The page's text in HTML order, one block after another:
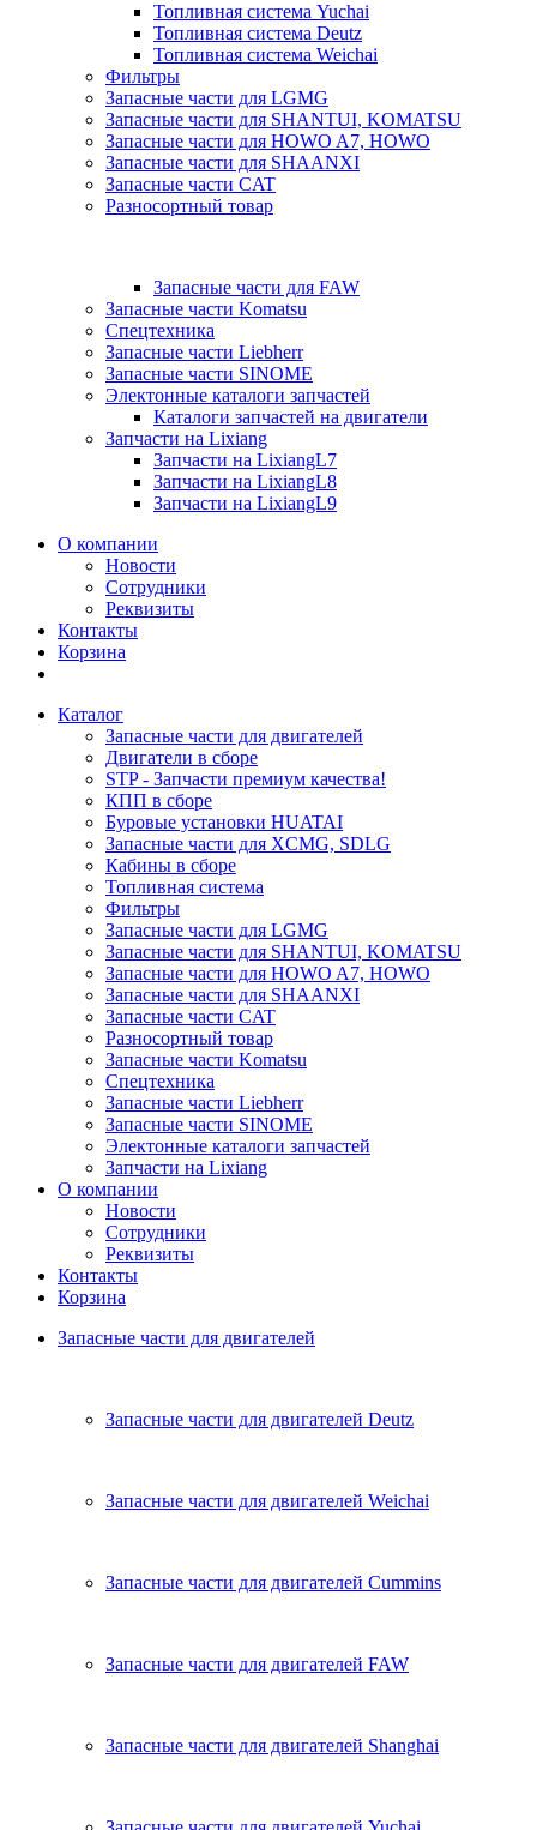
Топливная система Yuchai
Топливная система Deutz
Топливная система Weichai
Фильтры
Запасные части для LGMG
Запасные части для SHANTUI, KOMATSU
Запасные части для HOWO A7, HOWO
Запасные части для SHAANXI
Запасные части CAT
Разносортный товар
Запасные части для FAW
Запасные части Komatsu
Спецтехника
Запасные части Liebherr
Запасные части SINOME
Электонные каталоги запчастей
Каталоги запчастей на двигатели
Запчасти на Lixiang
Запчасти на LixiangL7
Запчасти на LixiangL8
Запчасти на LixiangL9
О компании
Новости
Сотрудники
Реквизиты
Контакты
Корзина
Каталог
Запасные части для двигателей
Двигатели в сборе
STP - Запчасти премиум качества!
КПП в сборе
Буровые установки HUATAI
Запасные части для XCMG, SDLG
Кабины в сборе
Топливная система
Фильтры
Запасные части для LGMG
Запасные части для SHANTUI, KOMATSU
Запасные части для HOWO A7, HOWO
Запасные части для SHAANXI
Запасные части CAT
Разносортный товар
Запасные части Komatsu
Спецтехника
Запасные части Liebherr
Запасные части SINOME
Электонные каталоги запчастей
Запчасти на Lixiang
О компании
Новости
Сотрудники
Реквизиты
Контакты
Корзина
Запасные части для двигателей
Запасные части для двигателей Deutz
Запасные части для двигателей Weichai
Запасные части для двигателей Cummins
Запасные части для двигателей FAW
Запасные части для двигателей Shanghai